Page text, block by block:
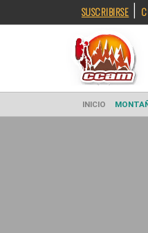
SUSCRIBIRSE |
INICIO